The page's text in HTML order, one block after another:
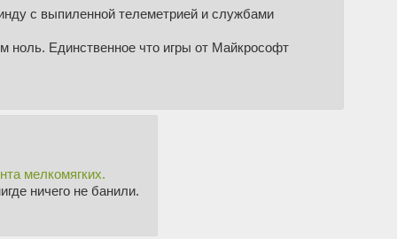
с выпиленной телеметрией и службами
ноль. Единственное что игры от Майкрософт
мелкомягких.
ничего не банили.